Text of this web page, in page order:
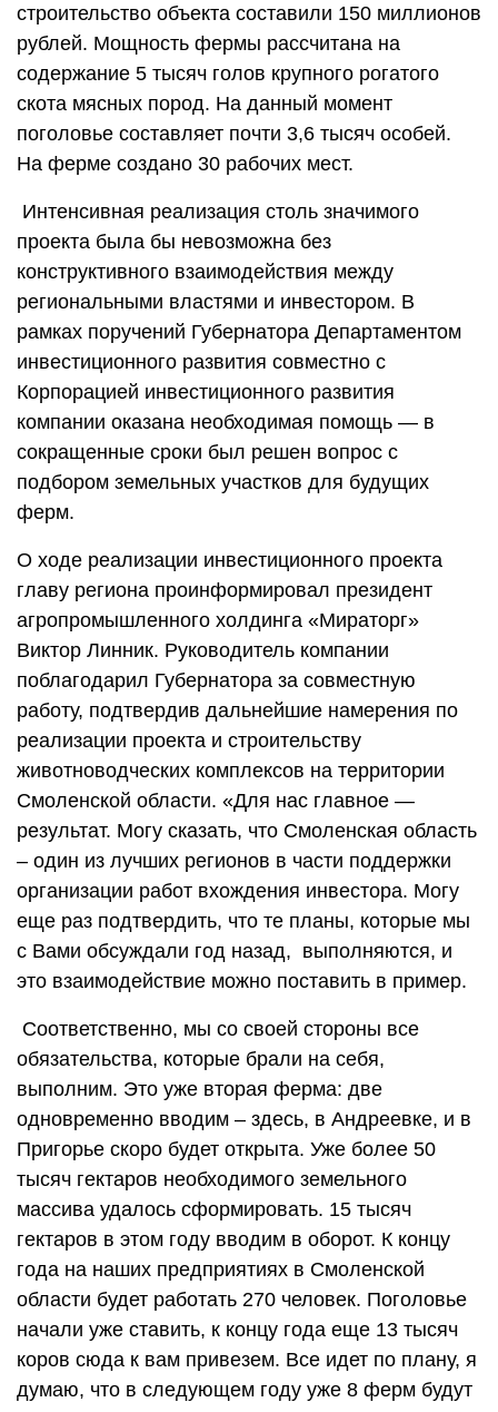
строительство объекта составили 150 миллионов
рублей. Мощность фермы рассчитана на
содержание 5 тысяч голов крупного рогатого
скота мясных пород. На данный момент
поголовье составляет почти 3,6 тысяч особей.
На ферме создано 30 рабочих мест.
Интенсивная реализация столь значимого
проекта была бы невозможна без
конструктивного взаимодействия между
региональными властями и инвестором. В
рамках поручений Губернатора Департаментом
инвестиционного развития совместно с
Корпорацией инвестиционного развития
компании оказана необходимая помощь — в
сокращенные сроки был решен вопрос с
подбором земельных участков для будущих
ферм.
О ходе реализации инвестиционного проекта
главу региона проинформировал президент
агропромышленного холдинга «Мираторг»
Виктор Линник. Руководитель компании
поблагодарил Губернатора за совместную
работу, подтвердив дальнейшие намерения по
реализации проекта и строительству
животноводческих комплексов на территории
Смоленской области. «Для нас главное —
результат. Могу сказать, что Смоленская область
– один из лучших регионов в части поддержки
организации работ вхождения инвестора. Могу
еще раз подтвердить, что те планы, которые мы
с Вами обсуждали год назад, выполняются, и
это взаимодействие можно поставить в пример.
Соответственно, мы со своей стороны все
обязательства, которые брали на себя,
выполним. Это уже вторая ферма: две
одновременно вводим – здесь, в Андреевке, и в
Пригорье скоро будет открыта. Уже более 50
тысяч гектаров необходимого земельного
массива удалось сформировать. 15 тысяч
гектаров в этом году вводим в оборот. К концу
года на наших предприятиях в Смоленской
области будет работать 270 человек. Поголовье
начали уже ставить, к концу года еще 13 тысяч
коров сюда к вам привезем. Все идет по плану, я
думаю, что в следующем году уже 8 ферм будут